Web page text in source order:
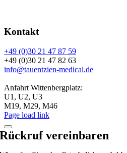
Kontakt
+49 (0)30 21 47 87 59
+49 (0)30 21 47 82 63
info@tauentzien-medical.de
Anfahrt Wittenbergplatz:
U1, U2, U3
M19, M29, M46
Page load link
Rückruf vereinbaren